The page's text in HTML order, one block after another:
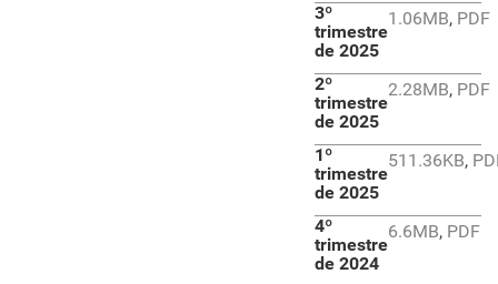
3º
trimestre
de 2025
1.06MB, PDF
2º
trimestre
de 2025
2.28MB, PDF
1º
trimestre
de 2025
511.36KB,
4º
trimestre
de 2024
6.6MB, PDF